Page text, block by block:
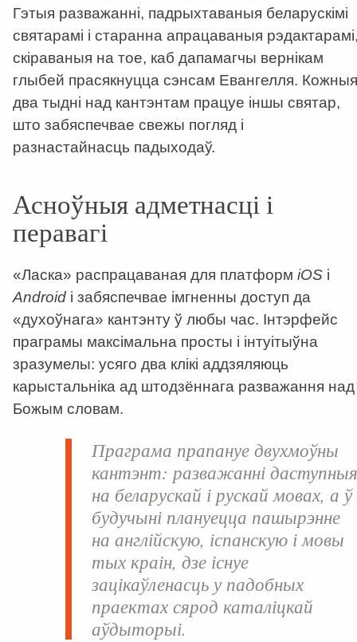
Гэтыя разважанні, падрыхтаваныя беларускімі
святарамі і старанна апрацаваныя
скіраваныя на тое, каб дапамагчы вернікам
глыбей прасякнуцца сэнсам Евангелля. Кожныя
два тыдні над кантэнтам працуе іншы святар,
што забяспечвае свежы погляд і
разнастайнасць падыходаў.
Асноўныя адметнасці і
перавагі
«Ласка» распрацаваная для платформ iOS і
Android і забяспечвае імгненны доступ да
«духоўнага» кантэнту ў любы час. Інтэрфейс
праграмы максімальна просты і інтуітыўна
зразумелы: усяго два клікі аддзяляюць
карыстальніка ад штодзённага разважання над
Божым словам.
Праграма прапануе двухмоўны
кантэнт: разважанні
на беларускай і рускай мовах, а ў
будучыні плануецца пашырэнне
на англійскую, іспанскую і мовы
тых краін, дзе існуе
зацікаўленасць у падобных
праектах сярод каталіцкай
аўдыторыі.